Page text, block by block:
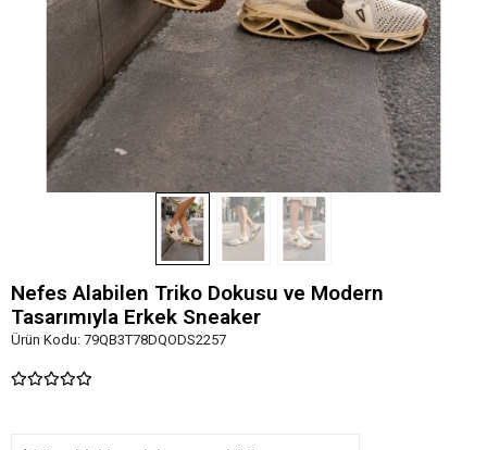
Nefes Alabilen Triko Dokusu ve Modern
Tasarımıyla Erkek Sneaker
Ürün Kodu: 79QB3T78DQODS2257